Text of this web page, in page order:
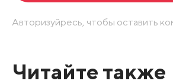
Авторизуйресь, чтобы оставить
Читайте также